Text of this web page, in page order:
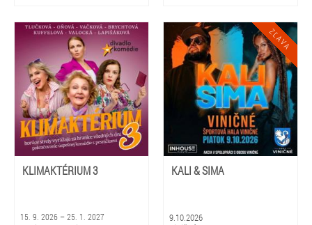
Čadca, Bratislava 5 - Petržalka,
Stropkov, Prievidza
KLIMAKTÉRIUM 3
15. 9. 2026 – 25. 1. 2027
KALI & SIMA
9.10.2026